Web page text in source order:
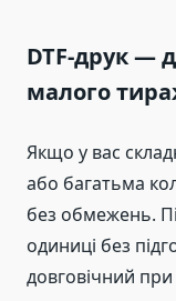
DTF-друк —
малого
Якщо у вас
або багатьма
без обмежень.
одиниці без
довговічний